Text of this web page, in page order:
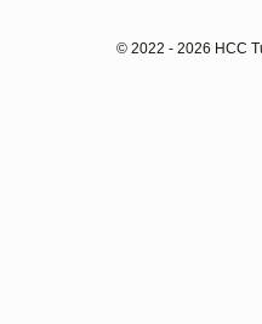
© 2022 - 2026 HCC